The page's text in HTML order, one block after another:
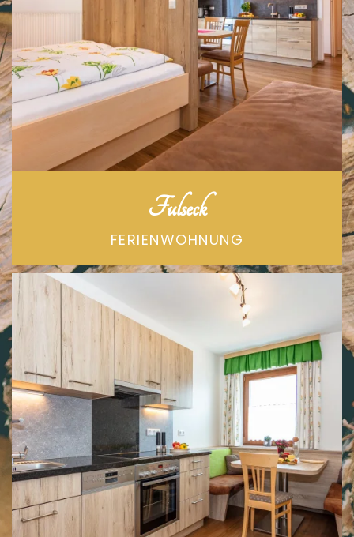
Fulseck
FERIENWOHNUNG